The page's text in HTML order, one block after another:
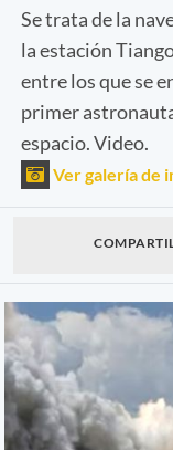
Se trata de la
la estación
entre los que se
primer
espacio. Video.
Ver galería de